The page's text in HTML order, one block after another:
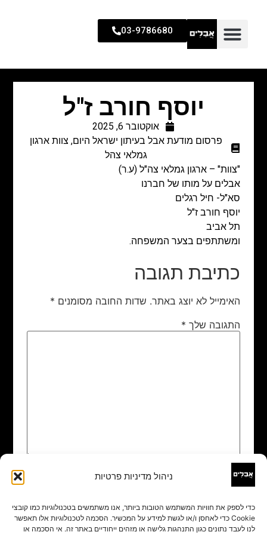
ניהול מדיניות פרטיות
כדי לספק את חוויות המשתמש הטובות ביותר, אנו משתמשים בטכנולוגיות כמו קובצי
Cookie כדי לאחסן ו/או לגשת למידע על המכשיר. הסכמה לטכנולוגיות אלו תאפשר
לנו לעבד נתונים כגון התנהגות גלישה או מזהים ייחודיים באתר זה. אי הסכמה או
03-9786680
יוסף חורב ז"ל
אוקטובר 6, 2025
פרסום מודעת אבל בעיתון ישראל היום, צוות ארגון
גמלאי צהל
"צוות" – ארגון גמלאי צה"ל (ע.ר)
אבלים על מותו של חברנו
סא"ל- חיל רגלים
יוסף חורב ז"ל
תל אביב
ומשתתפים בצער המשפחה.
כתיבת תגובה
האימייל לא יוצג באתר. שדות החובה מסומנים *
התגובה שלך *
שם
אימייל*